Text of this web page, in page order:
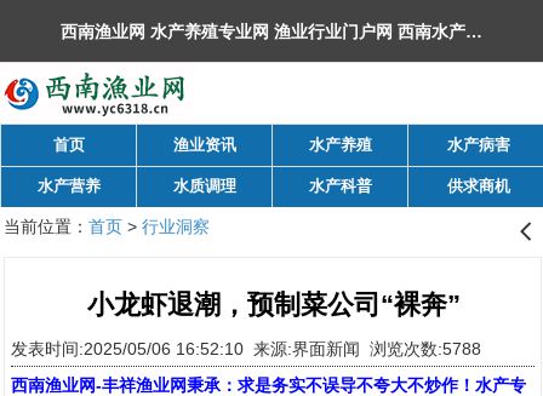
西南渔业网 水产养殖专业网 渔业行业门户网 ​西南水产网 丰祥渔业网 永川水花网，欢迎光临！
首页 渔业资讯 水产养殖 水产病害
水产营养 水质调理 水产科普 供求商机
当前位置： 首页> 行业洞察 󰊒
小龙虾退潮，预制菜公司“裸奔”
发表时间:2025/05/06 16:52:10 来源:界面新闻 浏览次数:5788
西南渔业网-丰祥渔业网秉承：求是务实不误导不夸大不炒作！水产专